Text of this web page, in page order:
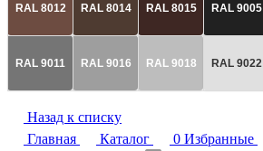
RAL 8012 RAL 8014 RAL 8015 RAL 9005
RAL 9011 RAL 9016 RAL 9018 RAL 9022
Назад к списку
Главная
Каталог 0 Избранные